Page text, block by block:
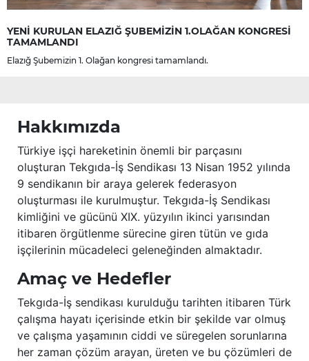
YENİ KURULAN ELAZIĞ ŞUBEMİZİN 1.OLAĞAN KONGRESİ
TAMAMLANDI
Elazığ Şubemizin 1. Olağan kongresi tamamlandı.
Hakkımızda
Türkiye işçi hareketinin önemli bir parçasını
oluşturan Tekgıda-İş Sendikası 13 Nisan 1952 yılında
9 sendikanın bir araya gelerek federasyon
oluşturması ile kurulmuştur. Tekgıda-İş Sendikası
kimliğini ve gücünü XIX. yüzyılın ikinci yarısından
itibaren örgütlenme sürecine giren tütün ve gıda
işçilerinin mücadeleci geleneğinden almaktadır.
Amaç ve Hedefler
Tekgıda-İş sendikası kurulduğu tarihten itibaren Türk
çalışma hayatı içerisinde etkin bir şekilde var olmuş
ve çalışma yaşamının ciddi ve süregelen sorunlarına
her zaman çözüm arayan, üreten ve bu çözümleri de